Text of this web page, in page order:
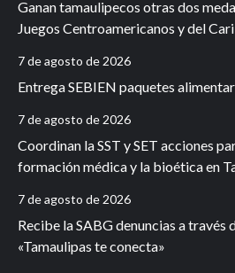
Ganan tamaulipecos otras dos
Juegos Centroamericanos y del
7 de agosto de 2026
Entrega SEBIEN paquetes
7 de agosto de 2026
Coordinan la SST y SET acciones
formación médica y la bioética en
7 de agosto de 2026
Recibe la SABG denuncias a
«Tamaulipas te conecta»